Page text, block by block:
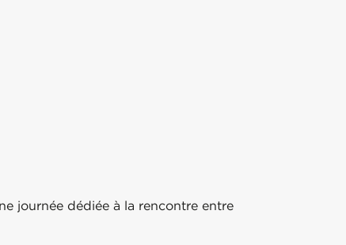
journée dédiée à la rencontre entre